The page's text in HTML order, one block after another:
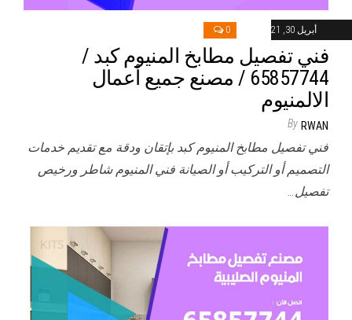
أبريل 30, 2021 0
فني تفصيل مطابخ المنيوم كبد /
65857744 / مصنع جميع أعمال
الالمنيوم
By RWAN
فني تفصيل مطابخ المنيوم كبد بإتقان ودقة مع تقديم خدمات
التصميم أو التركيب أو الصيانة فني المنيوم شاطر ورخيص
تفصيل…